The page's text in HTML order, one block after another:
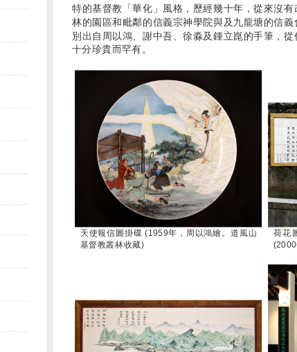
特的基督教「華化」風格，歷經幾十年，從來沒
林的園區和毗鄰的信義宗神學院與及九龍塘的信
別出自周以鴻、謝中吾、徐淼及鍾立崑的手筆，
十分珍貴而罕有。
天使報信圖掛碟 (1959年，周以鴻繪。道風山
基督教叢林收藏)
荷花